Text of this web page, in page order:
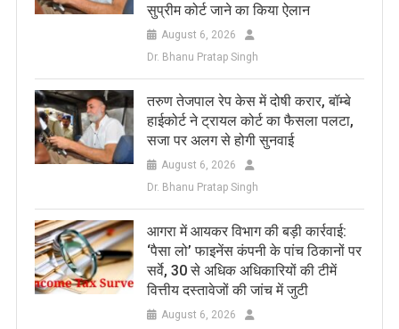
सुप्रीम कोर्ट जाने का किया ऐलान
August 6, 2026
Dr. Bhanu Pratap Singh
तरुण तेजपाल रेप केस में दोषी करार, बॉम्बे
हाईकोर्ट ने ट्रायल कोर्ट का फैसला पलटा,
सजा पर अलग से होगी सुनवाई
August 6, 2026
Dr. Bhanu Pratap Singh
आगरा में आयकर विभाग की बड़ी कार्रवाई:
‘पैसा लो’ फाइनेंस कंपनी के पांच ठिकानों पर
सर्वे, 30 से अधिक अधिकारियों की टीमें
वित्तीय दस्तावेजों की जांच में जुटी
August 6, 2026